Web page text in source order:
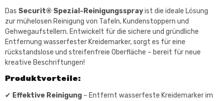
Das Securit® Spezial-Reinigungssprayist die ideale Lösung
zur mühelosen Reinigung von Tafeln, Kundenstoppern und
Gehwegaufstellern. Entwickelt für die sichere und gründliche
Entfernung wasserfester Kreidemarker, sorgt es für eine
rückstandslose und streifenfreie Oberfläche – bereit für neue
kreative Beschriftungen!
Produktvorteile:
✔ Effektive Reinigung – Entfernt wasserfeste Kreidemarker im